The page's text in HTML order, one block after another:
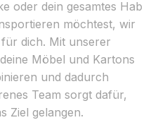
oder dein gesamtes Hab
möchtest, wir
dich. Mit unserer
Möbel und Kartons
und dadurch
Team sorgt dafür,
Ziel gelangen.